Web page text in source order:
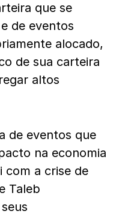
que se
de eventos
alocado,
de sua carteira
altos
de eventos que
na economia
com a crise de
Taleb